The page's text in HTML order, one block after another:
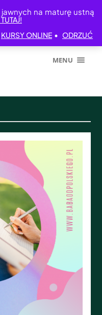
na maturę ustną
KURSY ONLINE • ODRZUĆ
MENU